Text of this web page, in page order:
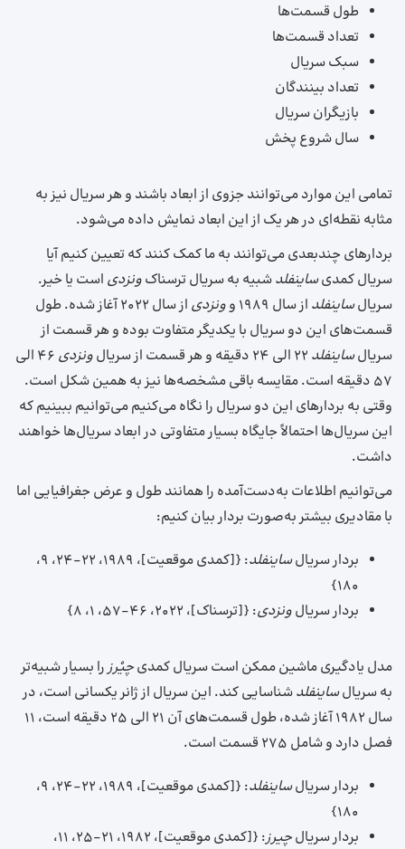
طول قسمت‌ها
تعداد قسمت‌ها
سبک سریال
تعداد بینندگان
بازیگران سریال
سال شروع پخش
تمامی این موارد می‌توانند جزوی از ابعاد باشند و هر سریال نیز به
مثابه نقطه‌ای‌ در هر یک از این ابعاد نمایش داده می‌شود.
بردارهای چندبعدی می‌توانند به ما کمک کنند که تعیین کنیم آیا
سریال کمدیساینفلدشبیه به سریال ترسناکونزدی است یا خیر.
سریالساینفلد از سال ۱۹۸۹ و ونزدی
از سال ۲۰۲۲ آغاز شده. طول
قسمت‌های این دو سریال با یکدیگر متفاوت بوده و هر قسمت از
سریالساینفلد ونزدی
۴۶ الی
۵۷ دقیقه است. مقایسه باقی مشخصه‌ها نیز به همین شکل است.
وقتی به بردارهای این دو سریال را نگاه می‌کنیم می‌توانیم ببینیم که
این سریال‌ها احتمالاً جایگاه بسیار متفاوتی در ابعاد سریال‌ها خواهند
داشت.
می‌توانیم اطلاعات به‌دست‌آمده را همانند طول و عرض جغرافیایی اما
با مقادیری بیشتر به‌صورت بردار بیان کنیم:
بردار سریالساینفلد
: {[کمدی موقعیت]، ۱۹۸۹، ۲۲-۲۴، ۹،
۱۸۰}
بردار سریالونزدی: {[ترسناک]، ۲۰۲۲، ۴۶-۵۷، ۱، ۸}
مدل یادگیری ماشین ممکن است سریال کمدیچیْرز را بسیار شبیه‌تر
به سریالساینفلدشناسایی کند. این سریال از ژانر یکسانی است، در
سال ۱۹۸۲ آغاز شده، طول قسمت‌های آن ۲۱ الی ۲۵ دقیقه است، ۱۱
فصل دارد و شامل ۲۷۵ قسمت است.
بردار سریالساینفلد
: {[کمدی موقعیت]، ۱۹۸۹، ۲۲-۲۴، ۹،
۱۸۰}
بردار سریالچیرز
: {[کمدی موقعیت]، ۱۹۸۲، ۲۱-۲۵، ۱۱،